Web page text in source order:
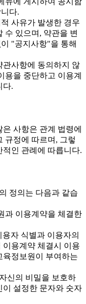
다.
사유가 발생한 경우
수 있으며, 약관을 변
"공지사항"을 통해
사항에 동의하지 않
용을 중단하고 이용계
다.
사항은 관계 법령에
규정에 따르며, 그렇
인 관례에 따릅니다.
정의는 다음과 같습
과 이용계약을 체결한
자 식별과 이용자의
용계약 체결시 이용
육정보원이 부여하는
신의 비밀을 보호하
이 설정한 문자와 숫자